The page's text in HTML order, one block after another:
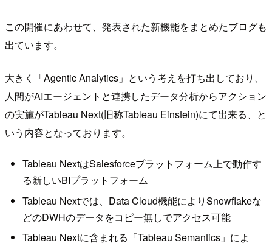
この開催にあわせて、発表された新機能をまとめたブログも
出ています。
大きく「Agentic Analytics」という考えを打ち出しており、
人間がAIエージェントと連携したデータ分析からアクション
の実施がTableau Next(旧称Tableau Einstein)にて出来る、と
いう内容となっております。
Tableau NextはSalesforceプラットフォーム上で動作す
る新しいBIプラットフォーム
Tableau Nextでは、Data Cloud機能によりSnowflakeな
どのDWHのデータをコピー無しでアクセス可能
Tableau Nextに含まれる「Tableau Semantics」によ